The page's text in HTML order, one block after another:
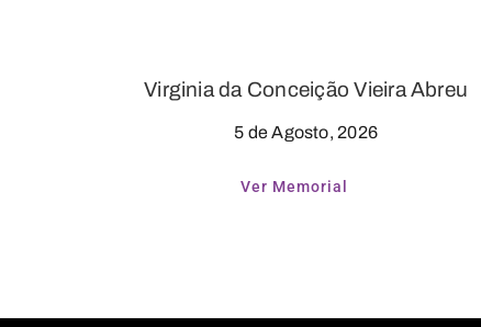
Virginia da Conceição Vieira Abreu
5 de Agosto, 2026
Ver Memorial